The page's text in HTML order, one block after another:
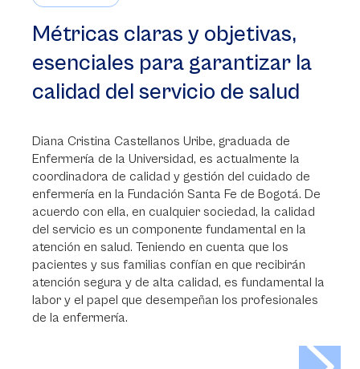
Métricas claras y objetivas,
esenciales para garantizar la
calidad del servicio de salud
Diana Cristina Castellanos Uribe, graduada de
Enfermería de la Universidad, es actualmente la
coordinadora de calidad y gestión del cuidado de
enfermería en la Fundación Santa Fe de Bogotá. De
acuerdo con ella, en cualquier sociedad, la calidad
del servicio es un componente fundamental en la
atención en salud. Teniendo en cuenta que los
pacientes y sus familias confían en que recibirán
atención segura y de alta calidad, es fundamental la
labor y el papel que desempeñan los profesionales
de la enfermería.